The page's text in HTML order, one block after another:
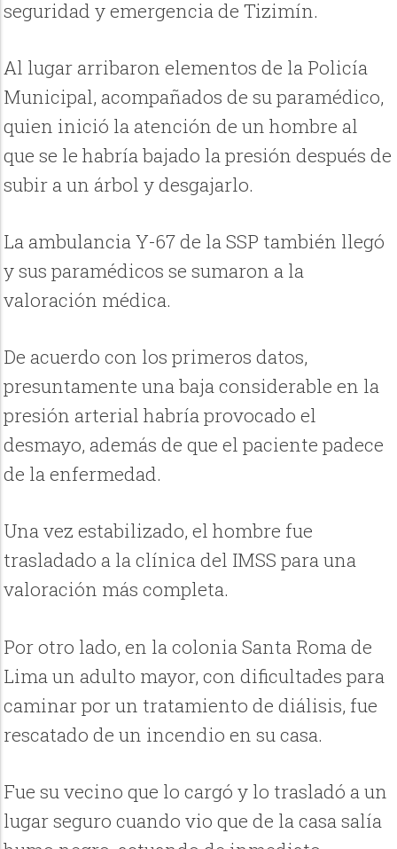
seguridad y emergencia de Tizimín.
Al lugar arribaron elementos de la Policía
Municipal, acompañados de su paramédico,
quien inició la atención de un hombre al
que se le habría bajado la presión después de
subir a un árbol y desgajarlo.
La ambulancia Y-67 de la SSP también llegó
y sus paramédicos se sumaron a la
valoración médica.
De acuerdo con los primeros datos,
presuntamente una baja considerable en la
presión arterial habría provocado el
desmayo, además de que el paciente padece
de la enfermedad.
Una vez estabilizado, el hombre fue
trasladado a la clínica del IMSS para una
valoración más completa.
Por otro lado, en la colonia Santa Roma de
Lima un adulto mayor, con dificultades para
caminar por un tratamiento de diálisis, fue
rescatado de un incendio en su casa.
Fue su vecino que lo cargó y lo trasladó a un
lugar seguro cuando vio que de la casa salía